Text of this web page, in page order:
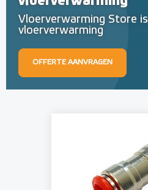
Vloerverwarming Store
vloerverwarming
OFFERTE AANVRAGEN